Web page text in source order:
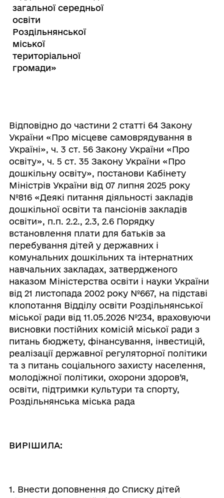
загальної середньої
освіти
Роздільнянської
міської
територіальної
громади»
Відповідно до частини 2 статті 64 Закону
України «Про місцеве самоврядування в
Україні», ч. 3 ст. 56 Закону України «Про
освіту», ч. 5 ст. 35 Закону України «Про
дошкільну освіту», постанови Кабінету
Міністрів України від 07 липня 2025 року
№816 «Деякі питання діяльності закладів
дошкільної освіти та пансіонів закладів
освіти», п.п. 2.2., 2.3, 2.6 Порядку
встановлення плати для батьків за
перебування дітей у державних і
комунальних дошкільних та інтернатних
навчальних закладах, затвердженого
наказом Міністерства освіти і науки України
від 21 листопада 2002 року №667, на підставі
клопотання Відділу освіти Роздільнянської
міської ради від 11.05.2026 №234, враховуючи
висновки постійних комісій міської ради з
питань бюджету, фінансування, інвестицій,
реалізації державної регуляторної політики
та з питань соціального захисту населення,
молодіжної політики, охорони здоров’я,
освіти, підтримки культури та спорту,
Роздільнянська міська рада
ВИРІШИЛА:
1. Внести доповнення до Списку дітей